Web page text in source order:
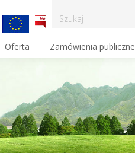
Oferta Zamówienia publiczne